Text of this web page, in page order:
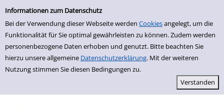
Informationen zum Datenschutz
Bei der Verwendung dieser Webseite werden Cookiesangelegt, um die
Funktionalität für Sie optimal gewährleisten zu können. Zudem werden
personenbezogene Daten erhoben und genutzt. Bitte beachten Sie
hierzu unsere allgemeine Datenschutzerklärung. Mit der weiteren
Nutzung stimmen Sie diesen Bedingungen zu.
zur Navigation springen
zum Inhalt springen
Zu den Suchfiltern springen
Zur Trefferliste springen